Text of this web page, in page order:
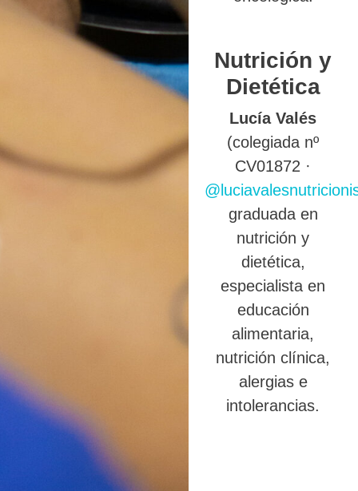
Nutrición y
Dietética
Lucía Valés
(colegiada nº
CV01872 ·
graduada en
nutrición y
dietética,
especialista en
educación
alimentaria,
nutrición clínica,
alergias e
intolerancias.